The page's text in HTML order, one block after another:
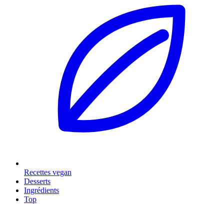
Recettes vegan
Desserts
Ingrédients
Top